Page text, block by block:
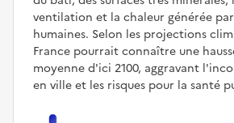
ventilation et la chaleur générée
humaines. Selon les projections
France pourrait connaître une
moyenne d'ici 2100, aggravant
en ville et les risques pour la santé